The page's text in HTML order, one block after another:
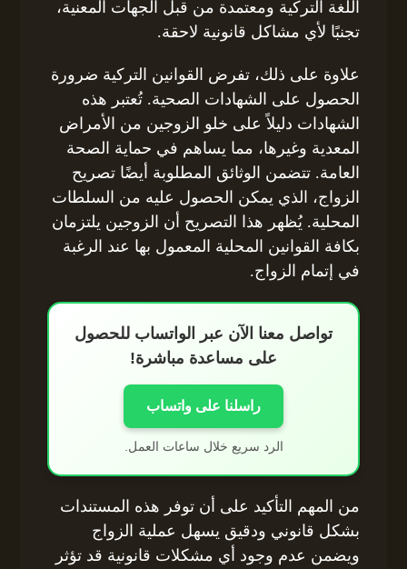
اللغة التركية ومعتمدة من قبل الجهات المعنية،
تجنبًا لأي مشاكل قانونية لاحقة.
علاوة على ذلك، تفرض القوانين التركية ضرورة
الحصول على الشهادات الصحية. تُعتبر هذه
الشهادات دليلاً على خلو الزوجين من الأمراض
المعدية وغيرها، مما يساهم في حماية الصحة
العامة. تتضمن الوثائق المطلوبة أيضًا تصريح
الزواج، الذي يمكن الحصول عليه من السلطات
المحلية. يُظهر هذا التصريح أن الزوجين يلتزمان
بكافة القوانين المحلية المعمول بها عند الرغبة
في إتمام الزواج.
تواصل معنا الآن عبر الواتساب للحصول
على مساعدة مباشرة!
راسلنا على واتساب
الرد سريع خلال ساعات العمل.
من المهم التأكيد على أن توفر هذه المستندات
بشكل قانوني ودقيق يسهل عملية الزواج
ويضمن عدم وجود أي مشكلات قانونية قد تؤثر